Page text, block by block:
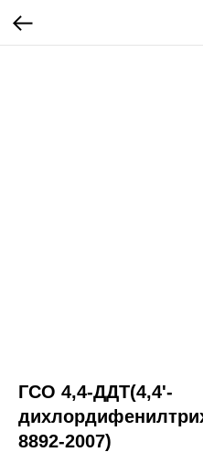
ГСО 4,4-ДДТ(4,4'-
8892-2007)